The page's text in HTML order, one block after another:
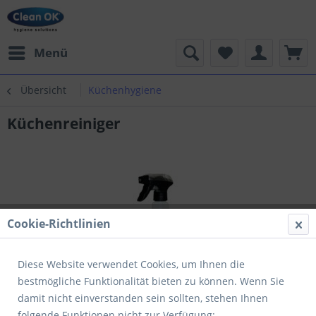
Menü
Übersicht Küchenhygiene
Küchenreiniger
Cookie-Richtlinien
Diese Website verwendet Cookies, um Ihnen die
bestmögliche Funktionalität bieten zu können. Wenn Sie
damit nicht einverstanden sein sollten, stehen Ihnen